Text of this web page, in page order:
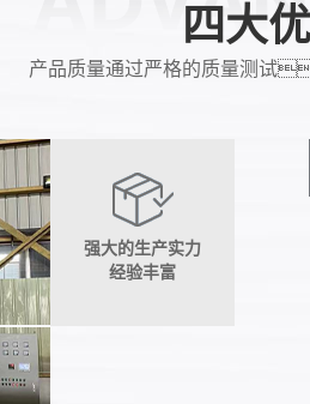
四大
产品质量通过严格的质量测试
强大的生产实力
经验丰富